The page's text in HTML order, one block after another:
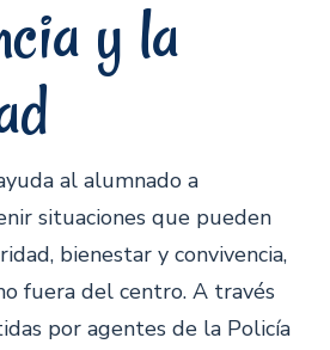
y la
al alumnado a
situaciones que pueden
bienestar y convivencia,
fuera del centro. A través
por agentes de la Policía